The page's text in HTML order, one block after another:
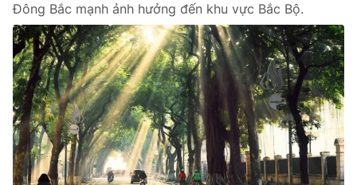
Đông Bắc mạnh ảnh hưởng đến khu vực Bắc Bộ.